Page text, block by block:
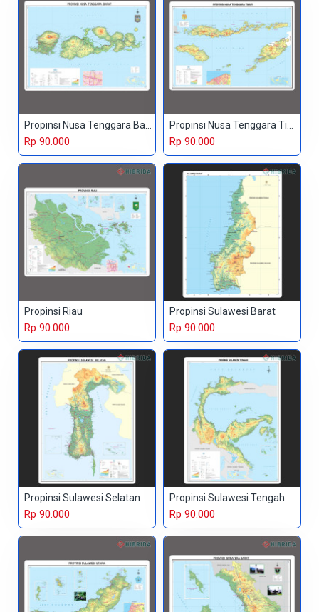
Propinsi Nusa Tenggara Barat
Rp 90.000
Propinsi Nusa Tenggara Timur
Rp 90.000
Propinsi Riau
Rp 90.000
Propinsi Sulawesi Barat
Rp 90.000
Propinsi Sulawesi Selatan
Rp 90.000
Propinsi Sulawesi Tengah
Rp 90.000